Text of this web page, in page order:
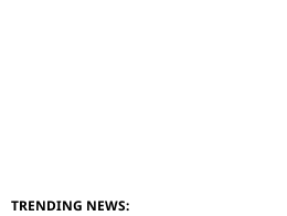
TRENDING NEWS: